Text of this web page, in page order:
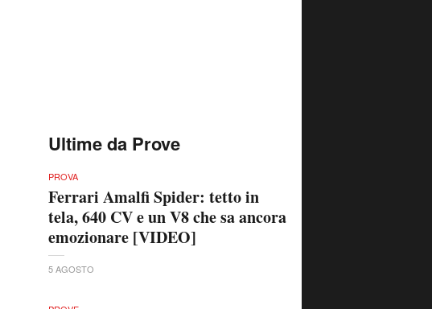
Ultime da Prove
PROVA
Ferrari Amalfi Spider: tetto in
tela, 640 CV e un V8 che sa ancora
emozionare [VIDEO]
5 AGOSTO